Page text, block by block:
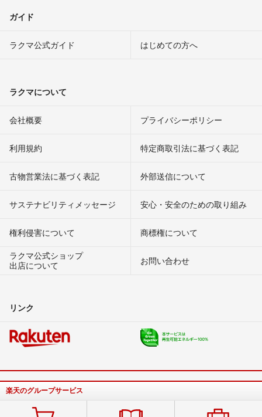
ガイド
ラクマ公式ガイド はじめての方へ
ラクマについて
会社概要 プライバシーポリシー
利用規約 特定商取引法に基づく表記
古物営業法に基づく表記 外部送信について
サステナビリティメッセージ 安心・安全のための取り組み
権利侵害について
商標権について
ラクマ公式ショップ
出店について
お問い合わせ
リンク
楽天のグループサービス